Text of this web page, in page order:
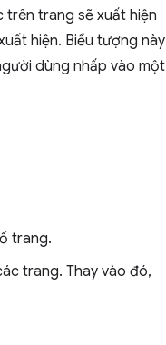
trên trang sẽ xuất hiện
hiện. Biểu tượng này
dùng nhấp vào một
trang.
trang. Thay vào đó,